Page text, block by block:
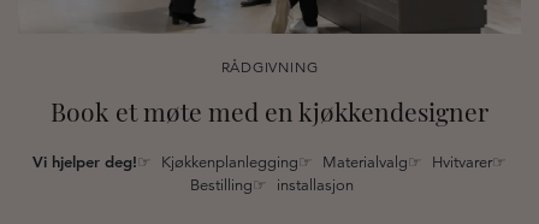
RÅDGIVNING
Book et møte med en kjøkkendesigner
Vi hjelper deg!☞ Kjøkkenplanlegging☞ Materialvalg☞ Hvitvarer☞
Bestilling☞ installasjon